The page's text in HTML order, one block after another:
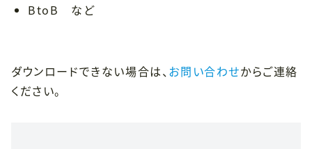
BtoB など
ダウンロードできない場合は、 お問い合わせからご連絡
ください。